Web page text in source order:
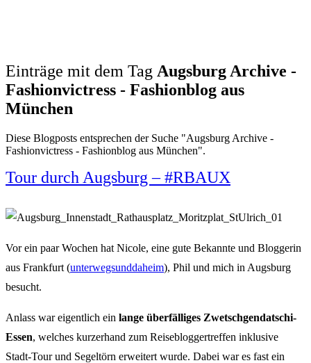
Einträge mit dem Tag Augsburg Archive -
Fashionvictress - Fashionblog aus
München
Diese Blogposts entsprechen der Suche "Augsburg Archive -
Fashionvictress - Fashionblog aus München".
Tour durch Augsburg – #RBAUX
Vor ein paar Wochen hat Nicole, eine gute Bekannte und Bloggerin
aus Frankfurt (unterwegsunddaheim), Phil und mich in Augsburg
besucht.
Anlass war eigentlich ein lange überfälliges Zwetschgendatschi-
Essen, welches kurzerhand zum Reisebloggertreffen inklusive
Stadt-Tour und Segeltörn erweitert wurde. Dabei war es fast ein